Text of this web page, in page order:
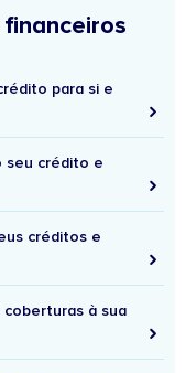
para si e
seu crédito e
créditos e
coberturas à sua